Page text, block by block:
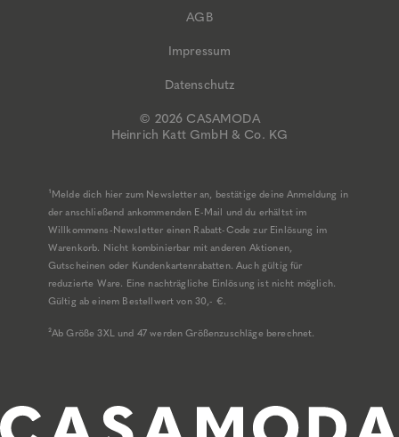
© 2026 CASAMODA
Heinrich Katt GmbH & Co. KG
AGB
Impressum
Datenschutz
¹Melde dich hier zum Newsletter an, bestätige deine Anmeldung in
der anschließend ankommenden E-Mail und du erhältst im
Willkommens-Newsletter einen Rabatt-Code zur Einlösung im
Warenkorb. Nicht kombinierbar mit anderen Aktionen,
Gutscheinen oder Kundenkartenrabatten. Auch gültig für
reduzierte Ware. Eine nachträgliche Einlösung ist nicht möglich.
Gültig ab einem Bestellwert von 30,- €.
²Ab Größe 3XL und 47 werden Größenzuschläge berechnet.